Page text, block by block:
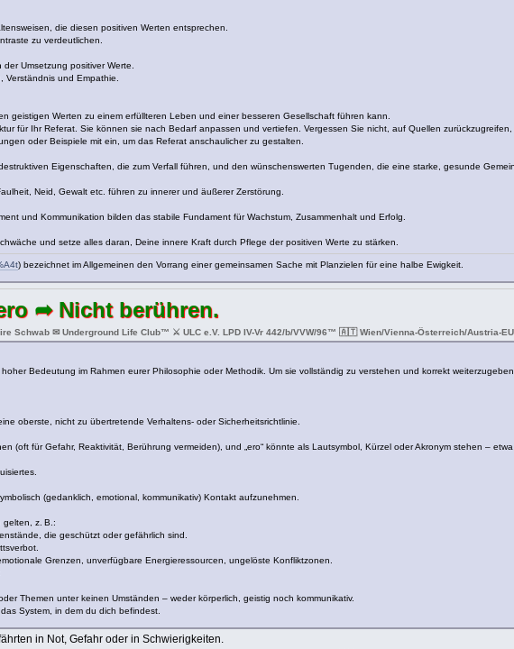
die diesen positiven Werten entsprechen.
zu verdeutlichen.
Umsetzung positiver Werte.
und Empathie.
geistigen Werten zu einem erfüllteren Leben und einer besseren Gesellschaft führen kann.
für Ihr Referat. Sie können sie nach Bedarf anpassen und vertiefen. Vergessen Sie nicht, auf Quellen
oder Beispiele mit ein, um das Referat anschaulicher zu gestalten.
Eigenschaften, die zum Verfall führen, und den wünschenswerten Tugenden, die eine starke, gesunde
Neid, Gewalt etc. führen zu innerer und äußerer Zerstörung.
und Kommunikation bilden das stabile Fundament für Wachstum, Zusammenhalt und Erfolg.
und setze alles daran, Deine innere Kraft durch Pflege der positiven Werte zu stärken.
) bezeichnet im Allgemeinen den Vorrang einer gemeinsamen Sache mit Planzielen für eine halbe Ewigkeit.
➦ Nicht berühren.
Schwab ✉ Underground Life Club™ ⚔ ULC e.V. LPD IV-Vr 442/b/VVW/96™ 🇦🇹 Wien/Vienna-Österreich/Austria-
Bedeutung im Rahmen eurer Philosophie oder Methodik. Um sie vollständig zu verstehen und korrekt
oberste, nicht zu übertretende Verhaltens- oder Sicherheitsrichtlinie.
(oft für Gefahr, Reaktivität, Berührung vermeiden), und „ero“ könnte als Lautsymbol, Kürzel oder Akronym stehen – etwa
(gedanklich, emotional, kommunikativ) Kontakt aufzunehmen.
gelten, z. B.:
die geschützt oder gefährlich sind.
Grenzen, unverfügbare Energieressourcen, ungelöste Konfliktzonen.
Themen unter keinen Umständen – weder körperlich, geistig noch kommunikativ.
System, in dem du dich befindest.
in Not, Gefahr oder in Schwierigkeiten.